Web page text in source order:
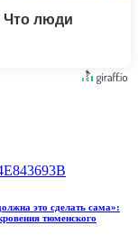
Что люди
это сделать сама»:
тюменского